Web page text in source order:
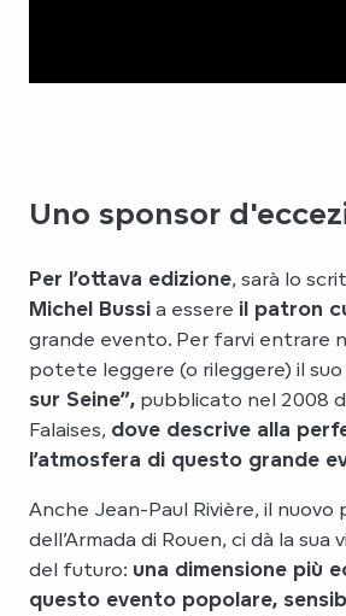
Uno sponsor
Per l’ottava edizione, sarà lo
Michel Bussi a essere il patron
grande evento. Per farvi entrare
potete leggere (o rileggere) il suo
sur Seine”, pubblicato nel 2008
Falaises, dove descrive alla
l’atmosfera di questo grande
Anche Jean-Paul Rivière, il nuovo
dell’Armada di Rouen, ci dà la sua
del futuro: una dimensione più
questo evento popolare,